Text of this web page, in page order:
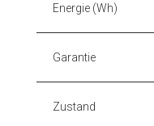
Energie (Wh)
Garantie
Zustand